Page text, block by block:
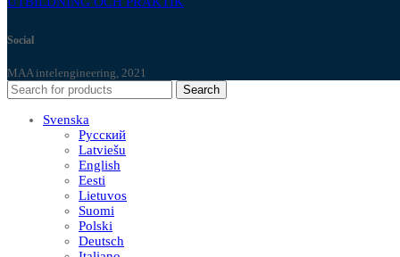
Social
MAA intelengineering, 2021
Search
Svenska
Русский
Latviešu
English
Eesti
Lietuvos
Suomi
Polski
Deutsch